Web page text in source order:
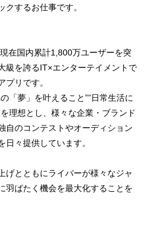
するお仕事です。
在国内累計1,800万ユーザーを突
級を誇るIT×エンターテイメントで
プリです。
「夢」を叶えること””日常生活に
理想とし、様々な企業・ブランド
自のコンテストやオーディション
日々提供しています。
げとともにライバーが様々なジャ
羽ばたく機会を最大化することを